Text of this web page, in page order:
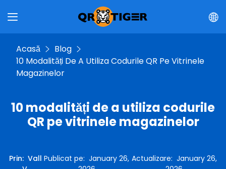
Acasă
Blog
10 Modalități De A Utiliza Codurile QR Pe Vitrinele
Magazinelor
10 modalități de a utiliza codurile
QR pe vitrinele magazinelor
Prin: Vall Publicat pe:January 26, Actualizare: January 26,